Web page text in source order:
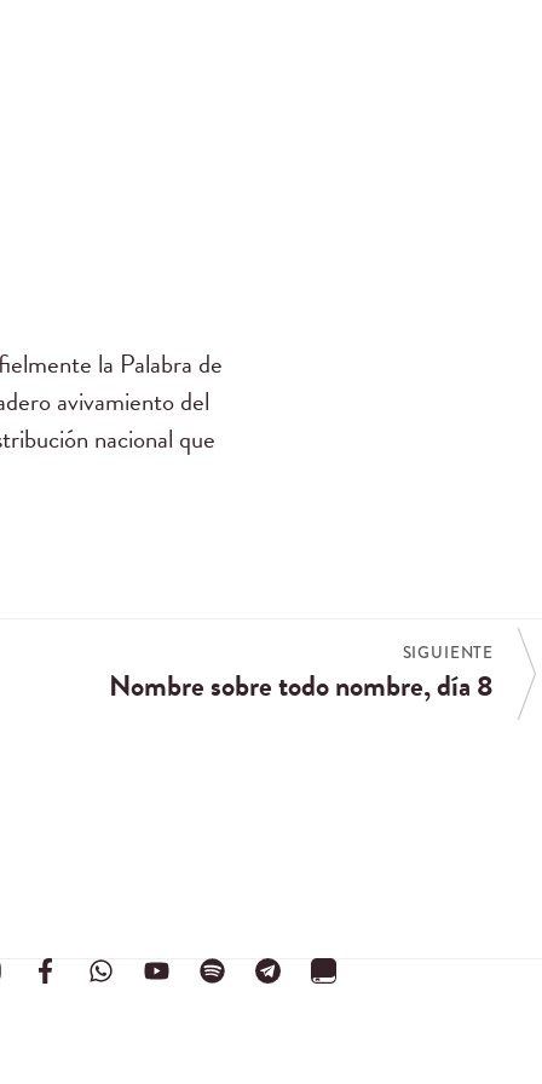
la Palabra de
avivamiento del
nacional que
SIGUIENTE
Nombre sobre todo nombre, día 8